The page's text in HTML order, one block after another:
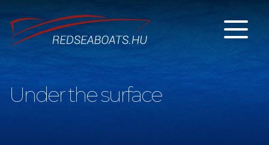
Under the surface